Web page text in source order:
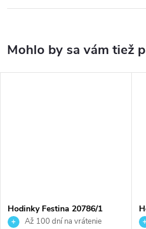
Hodinky Festina 20786/1
Až 100 dní na vrátenie